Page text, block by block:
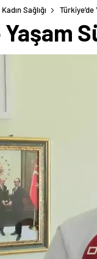
Kadın Sağlığı Türkiye’de